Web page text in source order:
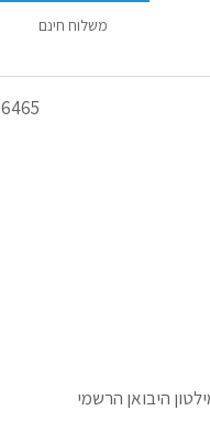
משלוח חינם
מק"ט
6465
היבואן הרשמי